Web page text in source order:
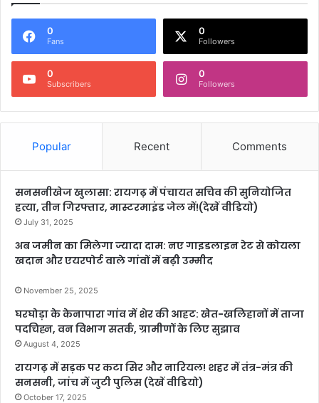
0
Fans
0
Followers
0
Subscribers
0
Followers
Popular Recent Comments
सनसनीखेज खुलासा: रायगढ़ में पंचायत सचिव की सुनियोजित
हत्या, तीन गिरफ्तार, मास्टरमाइंड जेल में!(देखें वीडियो)
July 31, 2025
अब जमीन का मिलेगा ज्यादा दाम: नए गाइडलाइन रेट से कोयला
खदान और एयरपोर्ट वाले गांवों में बढ़ी उम्मीद
November 25, 2025
घरघोड़ा के केनापारा गांव में शेर की आहट: खेत-खलिहानों में ताजा
पदचिह्न, वन विभाग सतर्क, ग्रामीणों के लिए सुझाव
August 4, 2025
रायगढ़ में सड़क पर कटा सिर और नारियल! शहर में तंत्र-मंत्र की
सनसनी, जांच में जुटी पुलिस (देखें वीडियो)
October 17, 2025